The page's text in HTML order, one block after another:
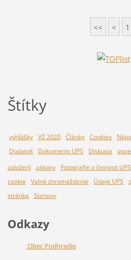
<< < 1
Štítky
vyhlášky VZ 2020 Články Cookies
Dodatok
Dokumenty UPS Diskusia
založení zákony Fotografie o činnosti UPS
cookie
Valné zhromaždenie Údaje UPS
stránka
Stanovy
Odkazy
Obec Podhradie